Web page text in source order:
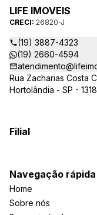
as suas dúvidas
comerciais e outros
LIFE IMOVEIS
CRECI: 26820-J
(19) 3887-4323
(19) 2660-4594
Rua Zacharias Costa
Hortolândia - SP -
Filial
Navegação rápida
Home
Sobre nós